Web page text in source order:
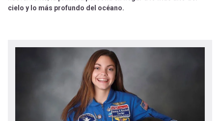
cielo y lo más profundo del océano.